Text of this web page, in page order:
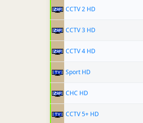
CCTV 2 HD
CCTV 3 HD
CCTV 4 HD
Sport HD
CHC HD
CCTV 5+ HD